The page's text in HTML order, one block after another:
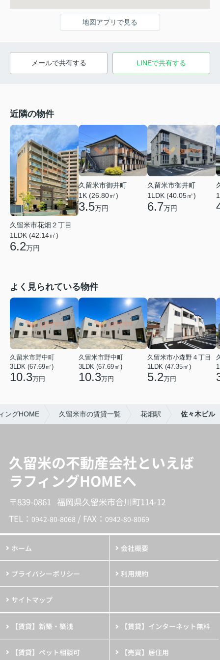
地図アプリで見る
メールで共有する LINEで共有する
近隣の物件
久留米市花畑２丁目
1LDK (42.14㎡)
6.2万円
久留米市御井町
1K (26.80㎡)
3.5万円
久留米市御井町
1LDK (40.05㎡)
6.7万円
よく見られている物件
久留米市野中町
3LDK (67.69㎡)
10.3万円
久留米市野中町
3LDK (67.69㎡)
10.3万円
久留米市小森野４丁目
1LDK (47.35㎡)
5.2万円
ングHOME 久留米市の賃貸一覧 花畑駅 佐々木ビル
久留米の不動産会社といえば
ラフィングHOMEへ
〒839-0861 福岡県久留米市合川町114-12
TEL： 0942-80-8068 / FAX： 0942-80-8069
ホーム 会社概要
プライバシーポリシー 利用規約
サイトマップ
【賃貸】新築・築浅 【賃貸】インターネット無料
【賃貸】ペット相談可 【売買】居住用